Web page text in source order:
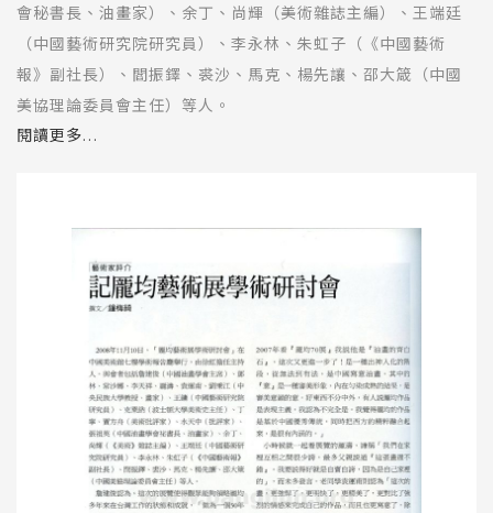
會秘書長、油畫家）、余丁、尚輝（美術雜誌主編）、王端廷
（中國藝術研究院研究員）、李永林、朱虹子（《中國藝術
報》副社長）、閻振鐸、裘沙、馬克、楊先讓、邵大箴（中國
美協理論委員會主任）等人。
在藝術道路上充滿藝術激情、藝術感覺、藝術思考，勤奮地在
工作中取得新的成果，龎均是一個很好的代表。從作品數量、
探索精神體現的成果，充分反映了他對待藝術的態度和追求，
「龎均的畫和以前的作品又不大一樣，吸收了很多中國畫元
素，尤其是很長的那一幅，可以看出他看了很多八大山人的作
品。看這個展覽，第一，非常感動我，從色彩、情感跳躍感動
我。第二，他的用筆非常有彈性。第三，他吸收中國元素並想
辦法與油畫結合，並且做得很好。」
閱讀更多...